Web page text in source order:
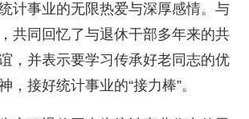
计事业的无限热爱与深厚感情。与
共同回忆了与退休干部多年来的共
，并表示要学习传承好老同志的优
，接好统计事业的“接力棒”。